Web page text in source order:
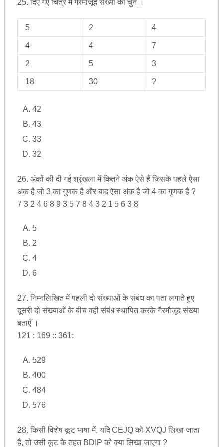
25. दिए गए चित्र में गैरमौजूद संख्या को चुनें ।
5 2 4
4 4 7
2 5 3
18 30 ?
42
43
33
32
26. अंकों की दी गई श्रृंखला में कितने अंक ऐसे हैं जिसके पहले ऐसा
अंक है जो 3 का गुणक है और बाद ऐसा अंक है जो 4 का गुणक है ?
7 3 2 4 6 8 9 3 5 7 8 4 3 2 1 5 6 3 8
5
2
4
6
27. निम्नलिखित में पहली दो संख्याओं के संबंध का पता लगाते हुए
दूसरी दो संख्याओं के बीच वही संबंध स्थापित करके गैरमौजूद संख्या
बताएँ ।
121 : 169 :: 361:
529
400
484
576
28. किसी विशेष कूट भाषा में, यदि CEJQ को XVQJ लिखा जाता
है, तो उसी कूट के तहत BDIP को क्या लिखा जाएगा ?